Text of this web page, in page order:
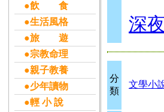
●飲 食
●生活風格
●旅 遊
●宗教命理
●親子教養
●少年讀物
●輕 小 說
深
分
類
文學小